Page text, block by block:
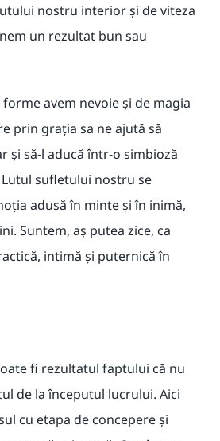
nostru interior și de viteza
un rezultat bun sau
avem nevoie și de magia
prin grația sa ne ajută să
și să-l aducă într-o simbioză
sufletului nostru se
adusă în minte și în inimă,
Suntem, aș putea zice, ca
intimă și puternică în
fi rezultatul faptului că nu
de la începutul lucrului. Aici
cu etapa de concepere și